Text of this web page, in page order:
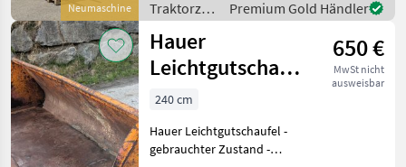
Neumaschine
und bit
Traktorzubehör
/ Hauer
Premium Gold Händler
Hauer
Leichtgutschaufel
Lang 2400mm
verstärkte
Ausführ
650 €
MwSt nicht
ausweisbar
240 cm
Hauer Leichtgutschaufel -
gebrauchter Zustand -